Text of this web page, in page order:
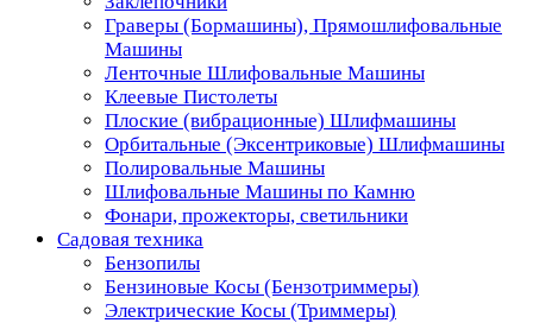
Граверы (Бормашины), Прямошлифовальные
Машины
Ленточные Шлифовальные Машины
Клеевые Пистолеты
Плоские (вибрационные) Шлифмашины
Орбитальные (Эксентриковые) Шлифмашины
Полировальные Машины
Шлифовальные Машины по Камню
Фонари, прожекторы, светильники
Садовая техника
Бензопилы
Бензиновые Косы (Бензотриммеры)
Электрические Косы (Триммеры)